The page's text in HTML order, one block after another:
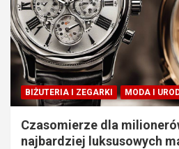
BIŻUTERIA I ZEGARKI MODA I
Czasomierze dla
najbardziej luksusowych